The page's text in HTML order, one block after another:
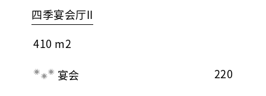
四季宴会厅II
410 m2
宴会
220